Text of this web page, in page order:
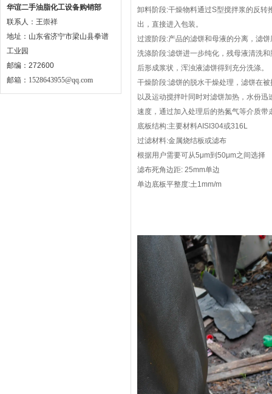
华谊二手油脂化工设备购销部
联系人：王崇祥
地址：山东省济宁市梁山县拳谱
工业园
邮编：272600
邮箱： 1528643955@qq.com
卸料阶段:干燥物料通过S型搅拌浆的反转
出，直接进入包装。
过渡阶段:产品的滤饼和母液的分离，滤
洗涤阶段:滤饼进一步纯化，残母液清洗
后形成浆状，浑浊液滤饼得到充分洗涤。
干燥阶段:滤饼的脱水干燥处理，滤饼在
以及运动搅拌叶同时对滤饼加热，水份
速度，通过加入处理后的热氮气等介质
底板结构:主要材料AISI304或316L
过滤材料:金属烧结板或滤布
根据用户需要可从5μm到50μm之间选择
滤布死角边距: 25mm单边
单边底板平整度:土1mm/m